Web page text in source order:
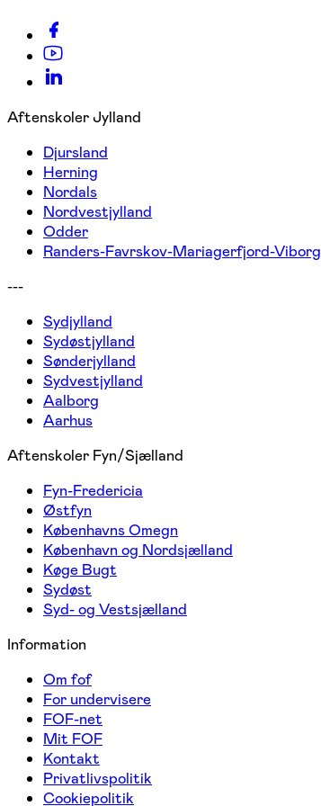
Aftenskoler Jylland
Djursland
Herning
Nordals
Nordvestjylland
Odder
Randers-Favrskov-Mariagerfjord-Viborg
---
Sydjylland
Sydøstjylland
Sønderjylland
Sydvestjylland
Aalborg
Aarhus
Aftenskoler Fyn/Sjælland
Fyn-Fredericia
Østfyn
Københavns Omegn
København og Nordsjælland
Køge Bugt
Sydøst
Syd- og Vestsjælland
Information
Om fof
For undervisere
FOF-net
Mit FOF
Kontakt
Privatlivspolitik
Cookiepolitik